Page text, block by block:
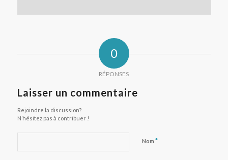
0
RÉPONSES
Laisser un commentaire
Rejoindre la discussion?
N’hésitez pas à contribuer !
Nom *